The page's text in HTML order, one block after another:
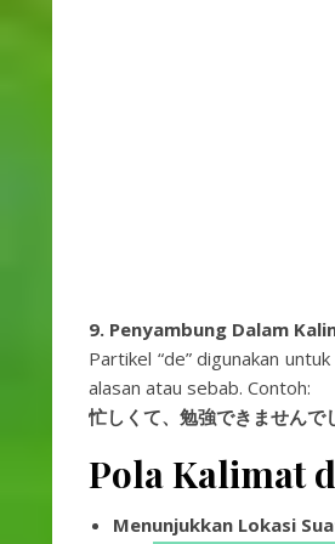
9. Penyambung Dalam
Partikel “de” digunakan
alasan atau sebab. Contoh:
忙しくて、勉強できませんで
Pola Kalimat
Menunjukkan Lokasi